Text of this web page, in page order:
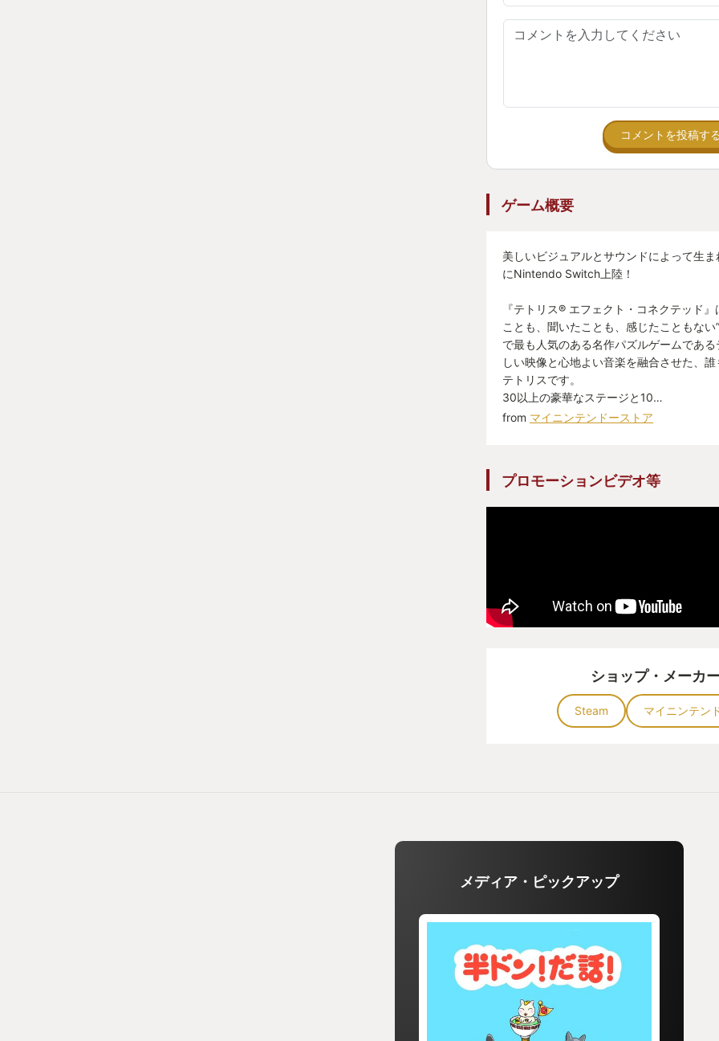
リスで新感覚を味わってみたい方
リスを体験してみてはいかがでしょ
コメントを投稿する
ゲーム概要
美しいビジュアルとサウンドによって生
にNintendo Switch上陸！
『テトリス® エフェクト・コネクテッド
ことも、聞いたことも、感じたこともな
で最も人気のある名作パズルゲームであ
しい映像と心地よい音楽を融合させた、
テトリスです。
30以上の豪華なステージと10…
from マイニンテンドーストア
プロモーションビデオ等
ショップ・メーカ
Steam マイニンテン
メディア・ピックアップ